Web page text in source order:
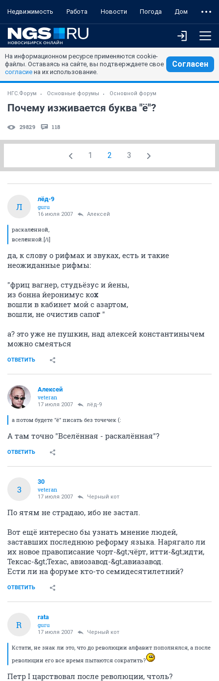
Недвижимость Работа Новости Погода Дом
На информационном ресурсе применяются cookie-
файлы. Оставаясь на сайте, вы подтверждаете свое
согласие на их использование.
Согласен
НГС.Форум Основные форумы Основной форум
Почему изживается буква "ё"?
29829 118
1 2 3
Л
лёд-9
guru
16 июля 2007 Aлексей
раскаленной,
вселенной.[/i]
да, к слову о рифмах и звуках, есть и такие
неожиданные рифмы:
"фриц вагнер, студьёзус и йены,
из бонна йеронимус кох
вошли в кабинет мой с азартом,
вошли, не очистив сапог "
а? это уже не пушкин, над алексей константинычем
можно смеяться
ОТВЕТИТЬ
Aлексей
veteran
17 июля 2007 лёд-9
а потом будете "ё" писать без точечек (:
А там точно "Вселённая - раскалённая"?
ОТВЕТИТЬ
3
30
veteran
17 июля 2007 Черный кот
По ятям не страдаю, ибо не застал.
Вот ещё интересно бы узнать мнение людей,
заставших последнюю реформу языка. Нарягало ли
их новое правописание чорт-&gt;чёрт, итти-&gt;идти,
Тексас-&gt;Техас, авиозавод-&gt;авиазавод.
Ести ли на форуме кто-то семидесятилетний?
ОТВЕТИТЬ
R
rata
guru
17 июля 2007 Черный кот
Кстати, не знак ли это, что до революции алфавит пополнялся, а после
революции его все время пытаются сократить?
Петр I царствовал после революции, чтоль?